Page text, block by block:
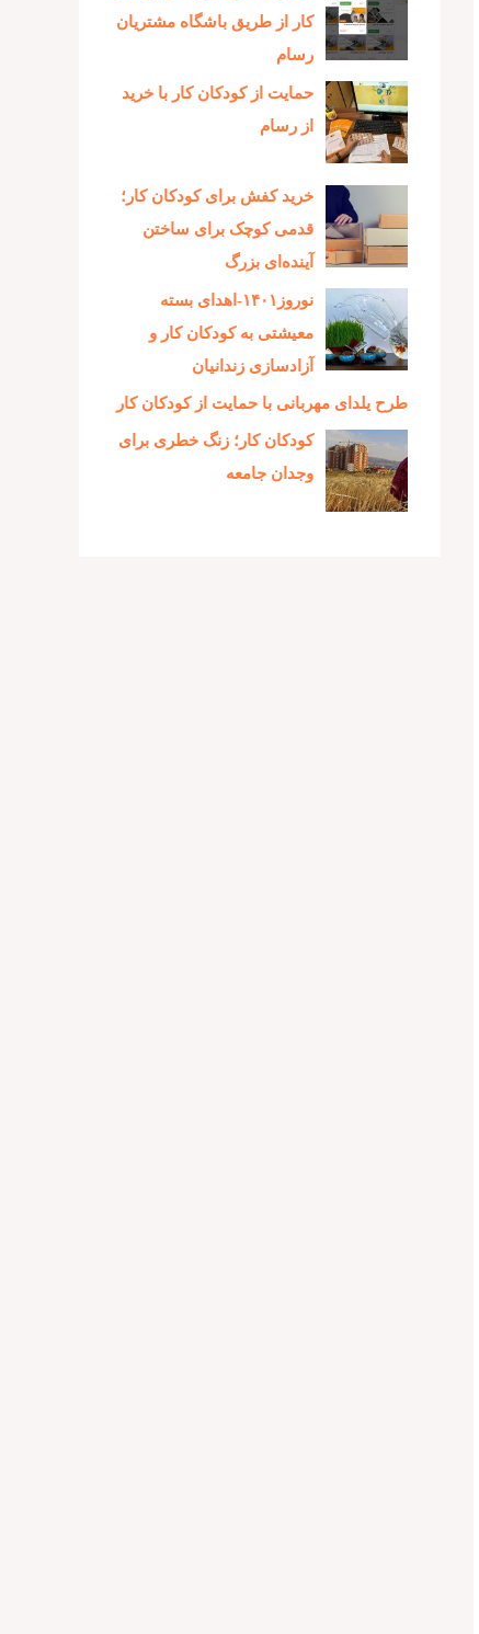
کار از طریق باشگاه مشتریان
رسام
حمایت از کودکان کار با خرید
از رسام
خرید کفش برای کودکان کار؛
قدمی کوچک برای ساختن
آینده‌ای بزرگ
نوروز۱۴۰۱-اهدای بسته
معیشتی به کودکان کار و
آزادسازی زندانیان
طرح یلدای مهربانی با حمایت از کودکان کار
کودکان کار؛ زنگ خطری برای
وجدان جامعه